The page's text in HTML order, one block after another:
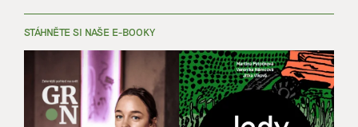
STÁHNĚTE SI NAŠE E-BOOKY